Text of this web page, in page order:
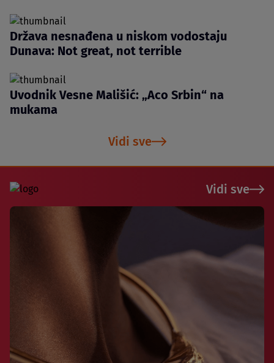
Država nesnađena u niskom vodostaju
Dunava: Not great, not terrible
Uvodnik Vesne Mališić: „Aco Srbin“ na
mukama
Vidi sve
Vidi sve